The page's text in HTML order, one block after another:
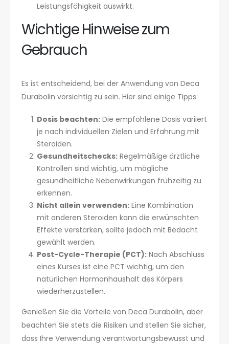
Leistungsfähigkeit auswirkt.
Wichtige Hinweise zum
Gebrauch
Es ist entscheidend, bei der Anwendung von Deca
Durabolin vorsichtig zu sein. Hier sind einige Tipps:
Dosis beachten:Die empfohlene Dosis variiert
je nach individuellen Zielen und Erfahrung mit
Steroiden.
Gesundheitschecks:Regelmäßige ärztliche
Kontrollen sind wichtig, um mögliche
gesundheitliche Nebenwirkungen frühzeitig zu
erkennen.
Nicht allein verwenden:Eine Kombination
mit anderen Steroiden kann die erwünschten
Effekte verstärken, sollte jedoch mit Bedacht
gewählt werden.
Post-Cycle-Therapie (PCT):Nach Abschluss
eines Kurses ist eine PCT wichtig, um den
natürlichen Hormonhaushalt des Körpers
wiederherzustellen.
Genießen Sie die Vorteile von Deca Durabolin, aber
beachten Sie stets die Risiken und stellen Sie sicher,
dass Ihre Verwendung verantwortungsbewusst und